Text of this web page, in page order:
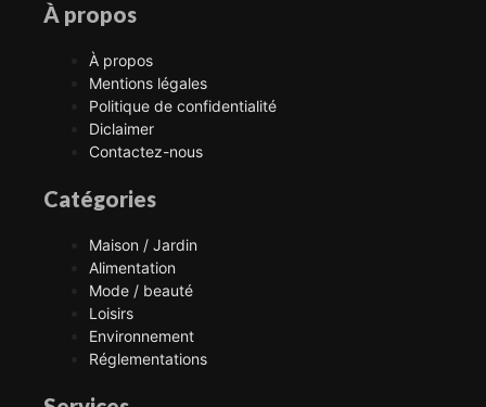
À propos
À propos
Mentions légales
Politique de confidentialité
Diclaimer
Contactez-nous
Catégories
Maison / Jardin
Alimentation
Mode / beauté
Loisirs
Environnement
Réglementations